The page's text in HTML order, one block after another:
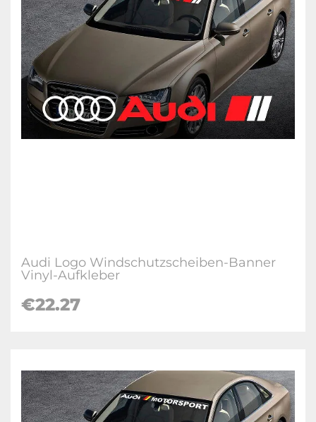
Audi Logo Windschutzscheiben-Banner
Vinyl-Aufkleber
€22.27